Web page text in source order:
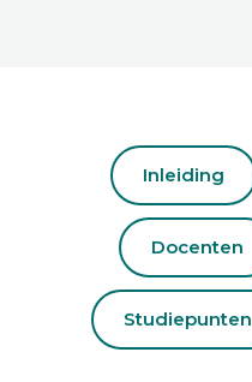
Inleiding
Docenten
Studiepunten